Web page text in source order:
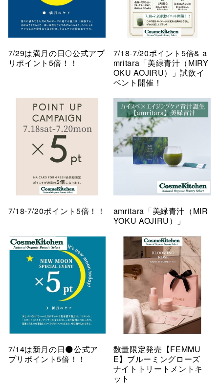
7/29は満月の日🌕公式アプ
リポイント5倍！！
7/18-7/20ポイント5倍& a
mritara「美緑青汁（MIRY
OKU AOJIRU）」試飲イ
ベント開催！
7/18-7/20ポイント5倍！！
amritara「美緑青汁（MIR
YOKU AOJIRU）」
7/14は新月の日🌑公式ア
プリポイント5倍！！
数量限定発売【FEMMU
E】ブルーミングローズ
ナイトトリートメントキ
ット